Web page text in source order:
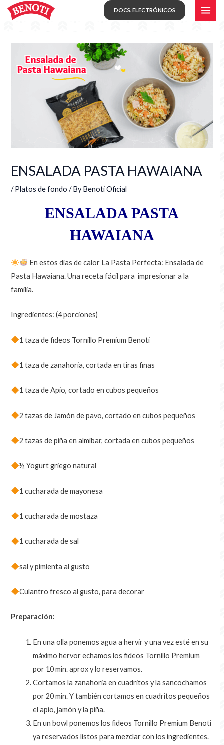
Skip
DOCS. ELECTRÓNICOS
ENSALADA PASTA HAWAIANA
/Platos de fondo / ByBenoti Oficial
ENSALADA PASTA
HAWAIANA
En estos días de calor La Pasta Perfecta: Ensalada de
Pasta Hawaiana. Una receta fácil para impresionar a la
familia.
Ingredientes: (4 porciones)
1 taza de fideos Tornillo Premium Benoti
1 taza de zanahoria, cortada en tiras finas
1 taza de Apio, cortado en cubos pequeños
2 tazas de Jamón de pavo, cortado en cubos pequeños
2 tazas de piña en almíbar, cortada en cubos pequeños
½ Yogurt griego natural
1 cucharada de mayonesa
1 cucharada de mostaza
1 cucharada de sal
sal y pimienta al gusto
Culantro fresco al gusto, para decorar
Preparación:
En una olla ponemos agua a hervir y una vez esté en su
máximo hervor echamos los fideos Tornillo Premium
por 10 min. aprox y lo reservamos.
Cortamos la zanahoria en cuadritos y la sancochamos
por 20 min. Y también cortamos en cuadritos pequeños
el apio, jamón y la piña.
En un bowl ponemos los fideos Tornillo Premium Benoti
ya reservados listos para mezclar con los ingredientes.